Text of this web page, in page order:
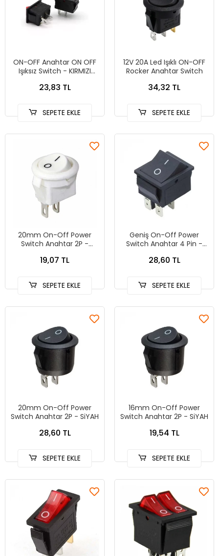
ON-OFF Anahtar ON OFF
Işıksız Switch - KIRMIZI
23,83 TL
SEPETE EKLE
12V 20A Led Işıklı ON-OFF
Rocker Anahtar Switch
34,32 TL
SEPETE EKLE
20mm On-Off Power
Switch Anahtar 2P -
19,07 TL
SEPETE EKLE
Geniş On-Off Power
Switch Anahtar 4 Pin -
28,60 TL
SEPETE EKLE
20mm On-Off Power
Switch Anahtar 2P - SiYAH
28,60 TL
SEPETE EKLE
16mm On-Off Power
Switch Anahtar 2P - SiYAH
19,54 TL
SEPETE EKLE